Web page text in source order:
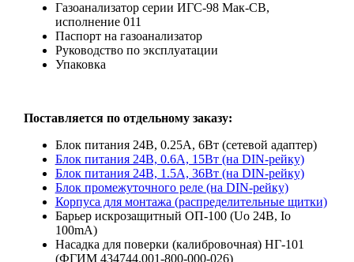
Газоанализатор серии ИГС-98 Мак-СВ,
исполнение 011
Паспорт на газоанализатор
Руководство по эксплуатации
Упаковка
Поставляется по отдельному заказу:
Блок питания 24В, 0.25А, 6Вт (сетевой адаптер)
Блок питания 24В, 0.6А, 15Вт (на DIN-рейку)
Блок питания 24В, 1.5А, 36Вт (на DIN-рейку)
Блок промежуточного реле (на DIN-рейку)
Корпуса для монтажа (распределительные щитки)
Барьер искрозащитный ОП-100 (Uo 24В, Io
100mA)
Насадка для поверки (калибровочная) НГ-101
(ФГИМ 434744.001-800-000-026)